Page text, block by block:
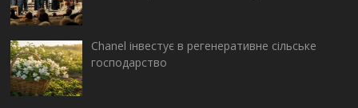
Chanel інвестує в регенеративне сільське
господарство